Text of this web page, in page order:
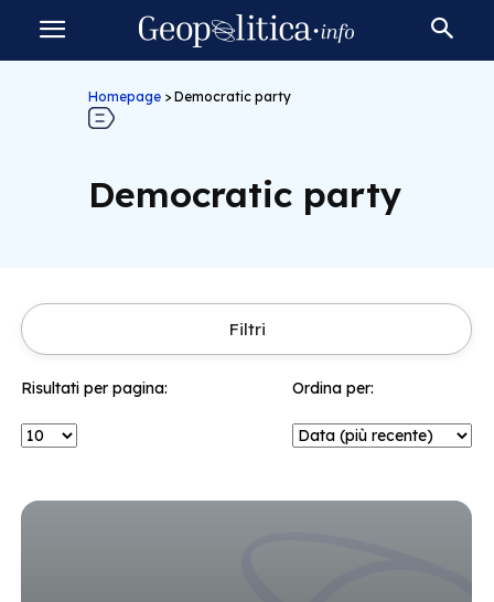
Homepage > Democratic party
Democratic party
Filtri
Risultati per pagina: Ordina per: